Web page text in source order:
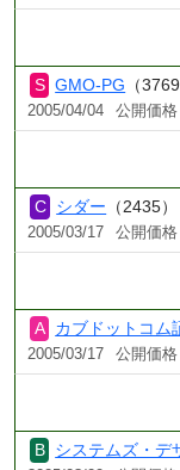
GMO-PG （3769
2005/04/04 公開価
シダー （2435）
2005/03/17 公開価
カブドットコム
2005/03/17 公開価
システムズ・デ